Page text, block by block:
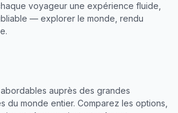
voyageur une expérience fluide,
— explorer le monde, rendu
auprès des grandes
du monde entier. Comparez les options,